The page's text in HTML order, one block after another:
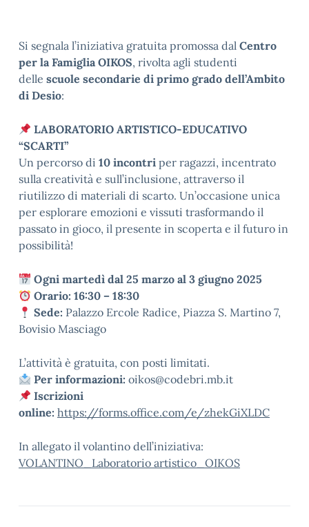
Si segnala l’iniziativa gratuita promossa dal Centro
per la Famiglia OIKOS, rivolta agli studenti
delle scuole secondarie di primo grado dell’Ambito
di Desio:
LABORATORIO ARTISTICO-EDUCATIVO
“SCARTI”
Un percorso di 10 incontri per ragazzi, incentrato
sulla creatività e sull’inclusione, attraverso il
riutilizzo di materiali di scarto. Un’occasione unica
per esplorare emozioni e vissuti trasformando il
passato in gioco, il presente in scoperta e il futuro in
possibilità!
Ogni martedì dal 25 marzo al 3 giugno 2025
Orario: 16:30 – 18:30
Sede: Palazzo Ercole Radice, Piazza S. Martino 7,
Bovisio Masciago
L’attività è gratuita, con posti limitati.
Per informazioni: oikos@codebri.mb.it
Iscrizioni
online: https://forms.office.com/e/zhekGiXLDC
In allegato il volantino dell’iniziativa:
VOLANTINO_Laboratorio artistico_OIKOS